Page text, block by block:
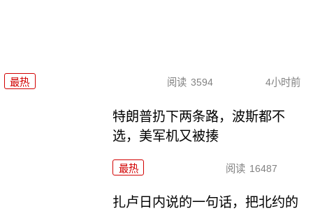
最热 阅读 3594 4小时前
特朗普扔下两条路，波斯都不
选，美军机又被揍
最热 阅读 16487
扎卢日内说的一句话，把北约的